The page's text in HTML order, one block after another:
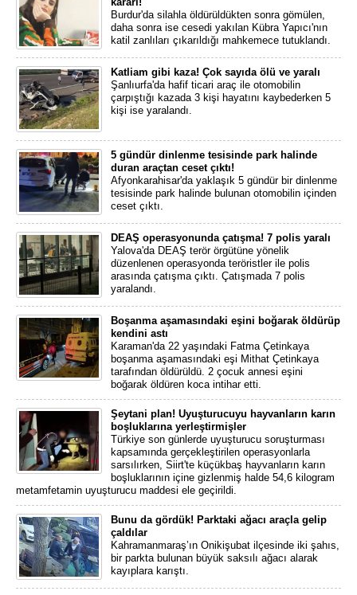
Burdur'da silahla öldürüldükten sonra gömülen,
daha sonra ise cesedi yakılan Kübra Yapıcı'nın
katil zanlıları çıkarıldığı mahkemece tutuklandı.
Katliam gibi kaza! Çok sayıda ölü ve yaralı
Şanlıurfa'da hafif ticari araç ile otomobilin
çarpıştığı kazada 3 kişi hayatını kaybederken 5
kişi ise yaralandı.
5 gündür dinlenme tesisinde park halinde
duran araçtan ceset çıktı!
Afyonkarahisar'da yaklaşık 5 gündür bir dinlenme
tesisinde park halinde bulunan otomobilin içinden
ceset çıktı.
DEAŞ operasyonunda çatışma! 7 polis yaralı
Yalova'da DEAŞ terör örgütüne yönelik
düzenlenen operasyonda teröristler ile polis
arasında çatışma çıktı. Çatışmada 7 polis
yaralandı.
Boşanma aşamasındaki eşini boğarak öldürüp
kendini astı
Karaman'da 22 yaşındaki Fatma Çetinkaya
boşanma aşamasındaki eşi Mithat Çetinkaya
tarafından öldürüldü. 2 çocuk annesi eşini
boğarak öldüren koca intihar etti.
Şeytani plan! Uyuşturucuyu hayvanların karın
boşluklarına yerleştirmişler
Türkiye son günlerde uyuşturucu soruşturması
kapsamında gerçekleştirilen operasyonlarla
sarsılırken, Siirt'te küçükbaş hayvanların karın
boşluklarının içine gizlenmiş halde 54,6 kilogram
metamfetamin uyuşturucu maddesi ele geçirildi.
Bunu da gördük! Parktaki ağacı araçla gelip
çaldılar
Kahramanmaraş’ın Onikişubat ilçesinde iki şahıs,
bir parkta bulunan büyük saksılı ağacı alarak
kayıplara karıştı.